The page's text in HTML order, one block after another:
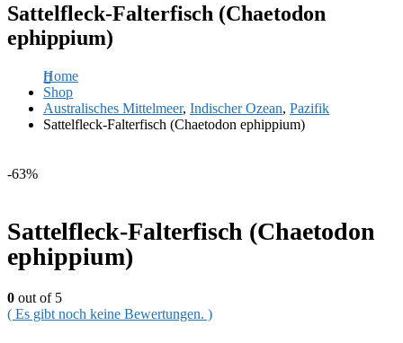
Sattelfleck-Falterfisch (Chaetodon
ephippium)
Home
Shop
Australisches Mittelmeer, Indischer Ozean, Pazifik
Sattelfleck-Falterfisch (Chaetodon ephippium)
-63%
Sattelfleck-Falterfisch (Chaetodon
ephippium)
0 out of 5
( Es gibt noch keine Bewertungen. )